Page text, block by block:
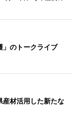
」のトークライブ
材活用した新たな